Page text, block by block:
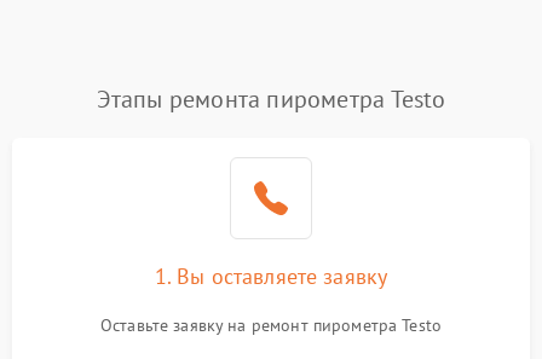
Этапы ремонта пирометра Testo
1. Вы оставляете заявку
Оставьте заявку на ремонт пирометра Testo